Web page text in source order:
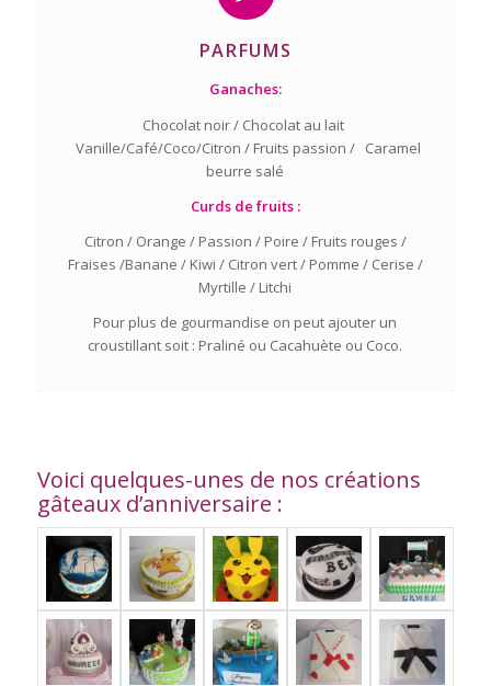
PARFUMS
Ganaches:
Chocolat noir / Chocolat au lait
Vanille/Café/Coco/Citron / Fruits passion / Caramel
beurre salé
Curds de fruits :
Citron / Orange / Passion / Poire / Fruits rouges /
Fraises /Banane / Kiwi / Citron vert / Pomme / Cerise /
Myrtille / Litchi
Pour plus de gourmandise on peut ajouter un
croustillant soit : Praliné ou Cacahuète ou Coco.
Voici quelques-unes de nos créations
gâteaux d’anniversaire :